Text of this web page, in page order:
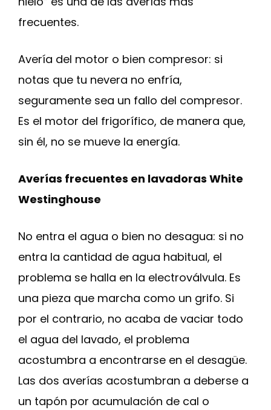
frecuentes.
Avería del motor o bien compresor: si
notas que tu nevera no enfría,
seguramente sea un fallo del compresor.
Es el motor del frigorífico, de manera que,
sin él, no se mueve la energía.
Averías frecuentes en lavadoras White
Westinghouse
No entra el agua o bien no desagua: si no
entra la cantidad de agua habitual, el
problema se halla en la electroválvula. Es
una pieza que marcha como un grifo. Si
por el contrario, no acaba de vaciar todo
el agua del lavado, el problema
acostumbra a encontrarse en el desagüe.
Las dos averías acostumbran a deberse a
un tapón por acumulación de cal o